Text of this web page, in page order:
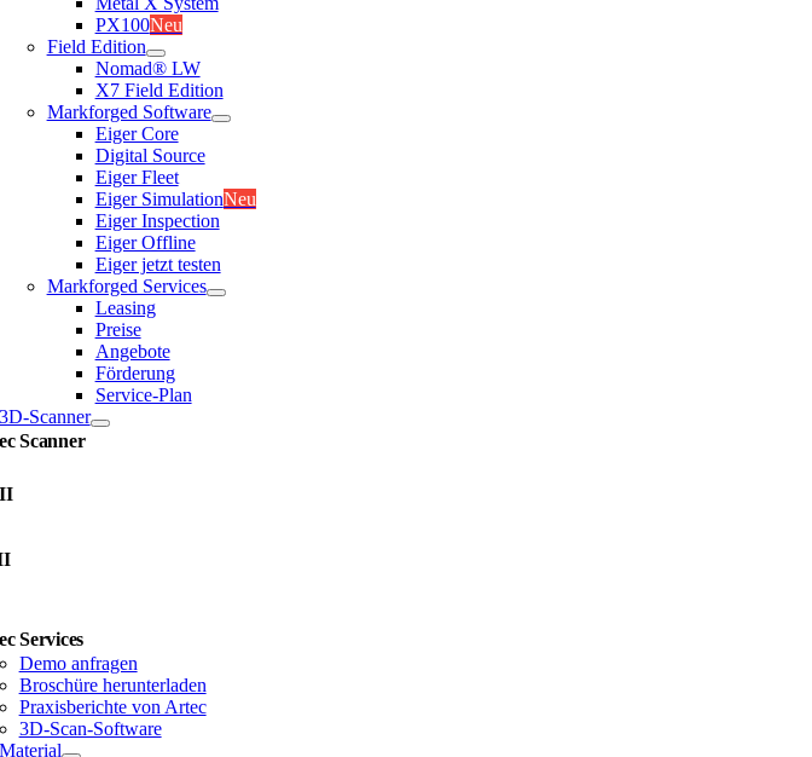
PX100Neu
Field Edition
Nomad® LW
X7 Field Edition
Markforged Software
Eiger Core
Digital Source
Eiger Fleet
Eiger SimulationNeu
Eiger Inspection
Eiger Offline
Eiger jetzt testen
Markforged Services
Leasing
Preise
Angebote
Förderung
Service-Plan
Scanner
Scanner
Services
Demo anfragen
Broschüre herunterladen
Praxisberichte von Artec
3D-Scan-Software